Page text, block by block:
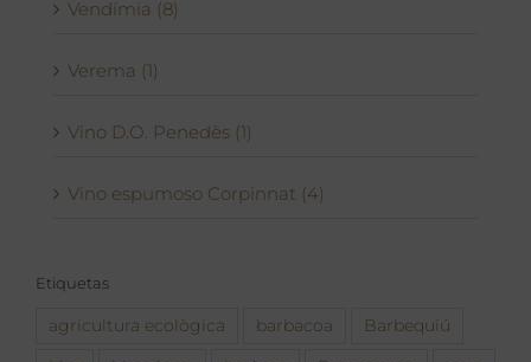
Vendímia (8)
Verema (1)
Vino D.O. Penedès (1)
Vino espumoso Corpinnat (4)
Etiquetas
agricultura ecològica barbacoa Barbequiú